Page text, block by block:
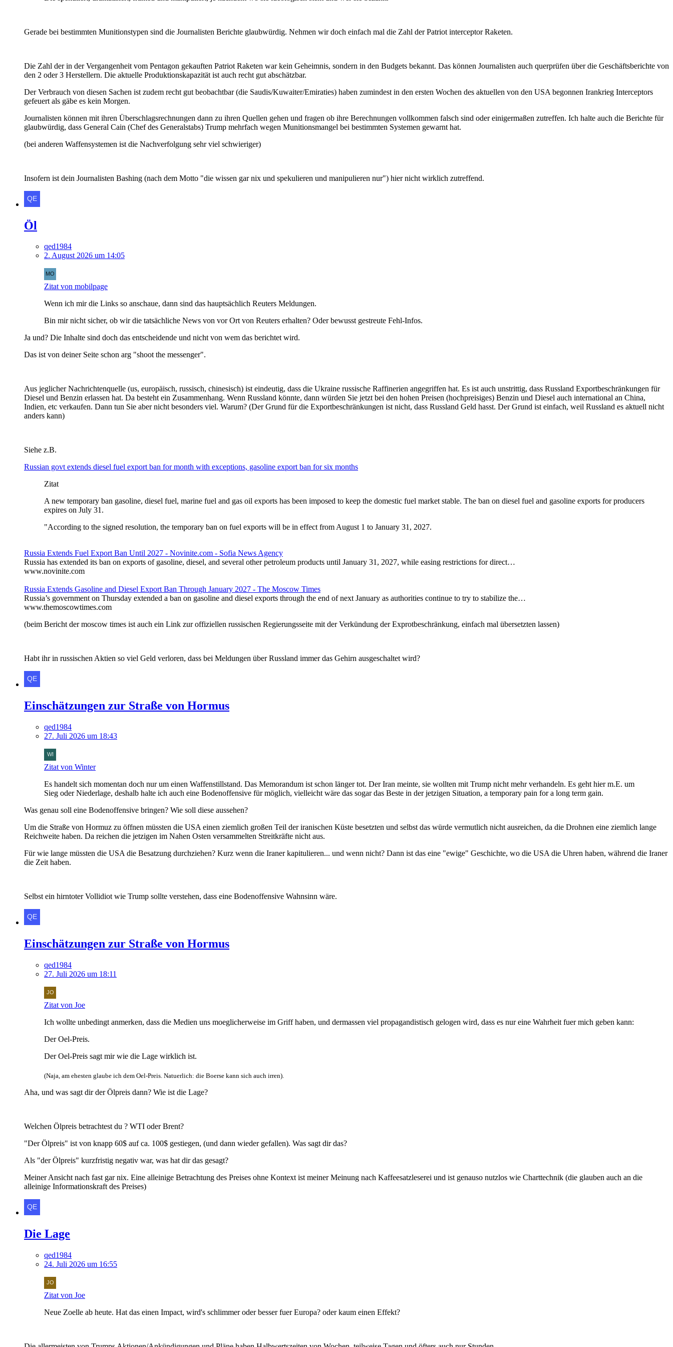
Gerade bei bestimmten Munitionstypen sind die Journalisten Berichte glaubwürdig. Nehmen wir doch einfach mal die Zahl der Patriot interceptor Raketen.
Die Zahl der in der Vergangenheit vom Pentagon gekauften Patriot Raketen war kein Geheimnis, sondern in den Budgets bekannt. Das können Journalisten auch querprüfen über die Geschäftsberichte von
den 2 oder 3 Herstellern. Die aktuelle Produktionskapazität ist auch recht gut abschätzbar.
Der Verbrauch von diesen Sachen ist zudem recht gut beobachtbar (die Saudis/Kuwaiter/Emiraties) haben zumindest in den ersten Wochen des aktuellen von den USA begonnen Irankrieg Interceptors
gefeuert als gäbe es kein Morgen.
Journalisten können mit ihren Überschlagsrechnungen dann zu ihren Quellen gehen und fragen ob ihre Berechnungen vollkommen falsch sind oder einigermaßen zutreffen. Ich halte auch die Berichte für
glaubwürdig, dass General Cain (Chef des Generalstabs) Trump mehrfach wegen Munitionsmangel bei bestimmten Systemen gewarnt hat.
(bei anderen Waffensystemen ist die Nachverfolgung sehr viel schwieriger)
Insofern ist dein Journalisten Bashing (nach dem Motto "die wissen gar nix und spekulieren und manipulieren nur") hier nicht wirklich zutreffend.
Öl
qed1984
2. August 2026 um 14:05
Zitat von mobilpage
Wenn ich mir die Links so anschaue, dann sind das hauptsächlich Reuters Meldungen.
Bin mir nicht sicher, ob wir die tatsächliche News von vor Ort von Reuters erhalten? Oder bewusst gestreute Fehl-Infos.
Ja und? Die Inhalte sind doch das entscheidende und nicht von wem das berichtet wird.
Das ist von deiner Seite schon arg "shoot the messenger".
Aus jeglicher Nachrichtenquelle (us, europäisch, russisch, chinesisch) ist eindeutig, dass die Ukraine russische Raffinerien angegriffen hat. Es ist auch unstrittig, dass Russland Exportbeschränkungen für
Diesel und Benzin erlassen hat. Da besteht ein Zusammenhang. Wenn Russland könnte, dann würden Sie jetzt bei den hohen Preisen (hochpreisiges) Benzin und Diesel auch international an China,
Indien, etc verkaufen. Dann tun Sie aber nicht besonders viel. Warum? (Der Grund für die Exportbeschränkungen ist nicht, dass Russland Geld hasst. Der Grund ist einfach, weil Russland es aktuell nicht
anders kann)
Siehe z.B.
Russian govt extends diesel fuel export ban for month with exceptions, gasoline export ban for six months
Zitat
A new temporary ban gasoline, diesel fuel, marine fuel and gas oil exports has been imposed to keep the domestic fuel market stable. The ban on diesel fuel and gasoline exports for producers
expires on July 31.
"According to the signed resolution, the temporary ban on fuel exports will be in effect from August 1 to January 31, 2027.
Russia Extends Fuel Export Ban Until 2027 - Novinite.com - Sofia News Agency
Russia has extended its ban on exports of gasoline, diesel, and several other petroleum products until January 31, 2027, while easing restrictions for direct…
www.novinite.com
Russia Extends Gasoline and Diesel Export Ban Through January 2027 - The Moscow Times
Russia’s government on Thursday extended a ban on gasoline and diesel exports through the end of next January as authorities continue to try to stabilize the…
www.themoscowtimes.com
(beim Bericht der moscow times ist auch ein Link zur offiziellen russischen Regierungsseite mit der Verkündung der Exprotbeschränkung, einfach mal übersetzten lassen)
Habt ihr in russischen Aktien so viel Geld verloren, dass bei Meldungen über Russland immer das Gehirn ausgeschaltet wird?
Einschätzungen zur Straße von Hormus
qed1984
27. Juli 2026 um 18:43
Zitat von Winter
Es handelt sich momentan doch nur um einen Waffenstillstand. Das Memorandum ist schon länger tot. Der Iran meinte, sie wollten mit Trump nicht mehr verhandeln. Es geht hier m.E. um
Sieg oder Niederlage, deshalb halte ich auch eine Bodenoffensive für möglich, vielleicht wäre das sogar das Beste in der jetzigen Situation, a temporary pain for a long term gain.
Was genau soll eine Bodenoffensive bringen? Wie soll diese aussehen?
Um die Straße von Hormuz zu öffnen müssten die USA einen ziemlich großen Teil der iranischen Küste besetzten und selbst das würde vermutlich nicht ausreichen, da die Drohnen eine ziemlich lange
Reichweite haben. Da reichen die jetzigen im Nahen Osten versammelten Streitkräfte nicht aus.
Für wie lange müssten die USA die Besatzung durchziehen? Kurz wenn die Iraner kapitulieren... und wenn nicht? Dann ist das eine "ewige" Geschichte, wo die USA die Uhren haben, während die Iraner
die Zeit haben.
Selbst ein hirntoter Vollidiot wie Trump sollte verstehen, dass eine Bodenoffensive Wahnsinn wäre.
Einschätzungen zur Straße von Hormus
qed1984
27. Juli 2026 um 18:11
Zitat von Joe
Ich wollte unbedingt anmerken, dass die Medien uns moeglicherweise im Griff haben, und dermassen viel propagandistisch gelogen wird, dass es nur eine Wahrheit fuer mich geben kann:
Der Oel-Preis.
Der Oel-Preis sagt mir wie die Lage wirklich ist.
(Naja, am ehesten glaube ich dem Oel-Preis. Natuerlich: die Boerse kann sich auch irren).
Aha, und was sagt dir der Ölpreis dann? Wie ist die Lage?
Welchen Ölpreis betrachtest du ? WTI oder Brent?
"Der Ölpreis" ist von knapp 60$ auf ca. 100$ gestiegen, (und dann wieder gefallen). Was sagt dir das?
Als "der Ölpreis" kurzfristig negativ war, was hat dir das gesagt?
Meiner Ansicht nach fast gar nix. Eine alleinige Betrachtung des Preises ohne Kontext ist meiner Meinung nach Kaffeesatzleserei und ist genauso nutzlos wie Charttechnik (die glauben auch an die
alleinige Informationskraft des Preises)
Die Lage
qed1984
24. Juli 2026 um 16:55
Zitat von Joe
Neue Zoelle ab heute. Hat das einen Impact, wird's schlimmer oder besser fuer Europa? oder kaum einen Effekt?